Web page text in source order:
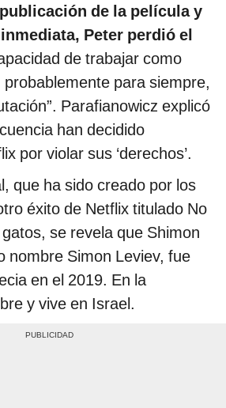
de la película y
Peter perdió el
de trabajar como
para siempre,
Parafianowicz explicó
han decidido
por violar sus ‘derechos’.
que ha sido creado por los
éxito de Netflix titulado No
se revela que Shimon
nombre Simon Leviev, fue
en el 2019. En la
y vive en Israel.